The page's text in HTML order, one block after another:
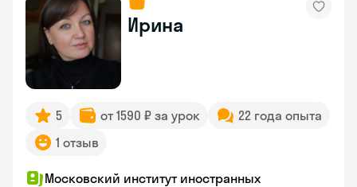
Ирина
5 от 1590 ₽ за урок
22 года опыта
1 отзыв
Московский институт иностранных